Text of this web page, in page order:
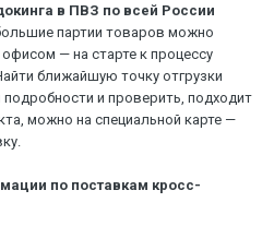
в ПВЗ по всей России
партии товаров можно
— на старте к процессу
ближайшую точку отгрузки
подробности и проверить, подходит
можно на специальной карте —
по поставкам кросс-